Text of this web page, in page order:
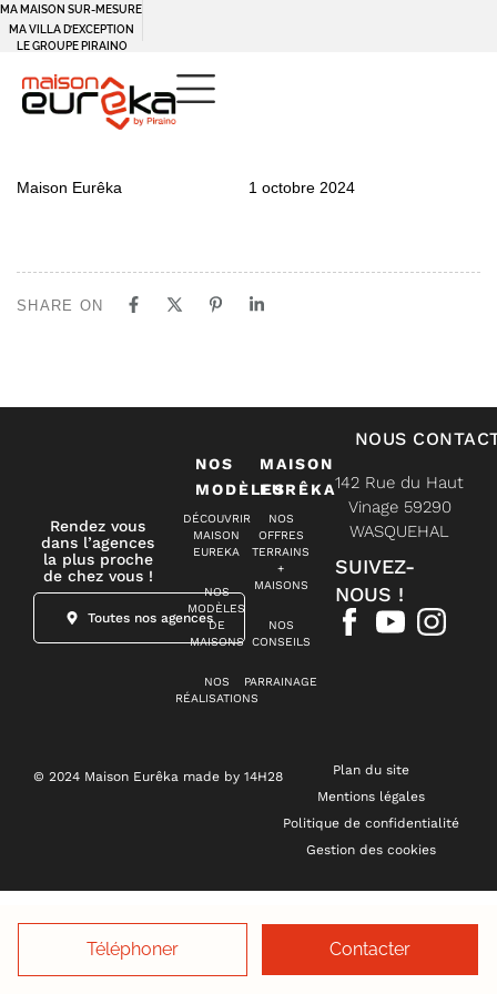
Téléphoner Contacter
MA MAISON SUR-MESURE
MA VILLA D’EXCEPTION
LE GROUPE PIRAINO
IN:
Maison Eurêka
on:
1 octobre 2024
SHARE ON
Rendez vous
dans l’agences
la plus proche
de chez vous !
Toutes nos agences
NOS
MODÈLES
DÉCOUVRIR
MAISON
EUREKA
NOS
MODÈLES
DE
MAISONS
NOS
RÉALISATIONS
MAISON
EURÊKA
NOS
OFFRES
TERRAINS
+
MAISONS
NOS
CONSEILS
PARRAINAGE
NOUS
142 Rue du Haut
Vinage 59290
WASQUEHAL
SUIVEZ-
NOUS !
© 2024 Maison Eurêka made by 14H28
Plan du site
Mentions légales
Politique de confidentialité
Gestion des cookies